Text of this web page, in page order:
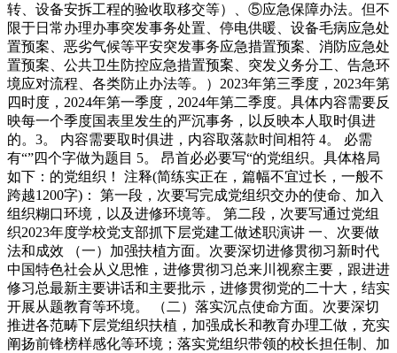
转、设备安拆工程的验收取移交等）、⑤应急保障办法。但不
限于日常办理办事突发事务处置、停电供暖、设备毛病应急处
置预案、恶劣气候等平安突发事务应急措置预案、消防应急处
置预案、公共卫生防控应急措置预案、突发义务分工、告急环
境应对流程、各类防止办法等。）2023年第三季度，2023年第
四时度，2024年第一季度，2024年第二季度。具体内容需要反
映每一个季度国表里发生的严沉事务，以反映本人取时俱进
的。3。 内容需要取时俱进，内容取落款时间相符 4。 必需
有“”四个字做为题目 5。 昂首必必要写“的党组织。具体格局
如下：的党组织！ 注释(简练实正在，篇幅不宜过长，一般不
跨越1200字)： 第一段，次要写完成党组织交办的使命、加入
组织糊口环境，以及进修环境等。 第二段，次要写通过党组
织2023年度学校党支部抓下层党建工做述职演讲 一、次要做
法和成效 （一）加强扶植方面。次要深切进修贯彻习新时代
中国特色社会从义思惟，进修贯彻习总来川视察主要，跟进进
修习总最新主要讲话和主要批示，进修贯彻党的二十大，结实
开展从题教育等环境。 （二）落实沉点使命方面。次要深切
推进各范畴下层党组织扶植，加强成长和教育办理工做，充实
阐扬前锋榜样感化等环境；落实党组织带领的校长担任制、加